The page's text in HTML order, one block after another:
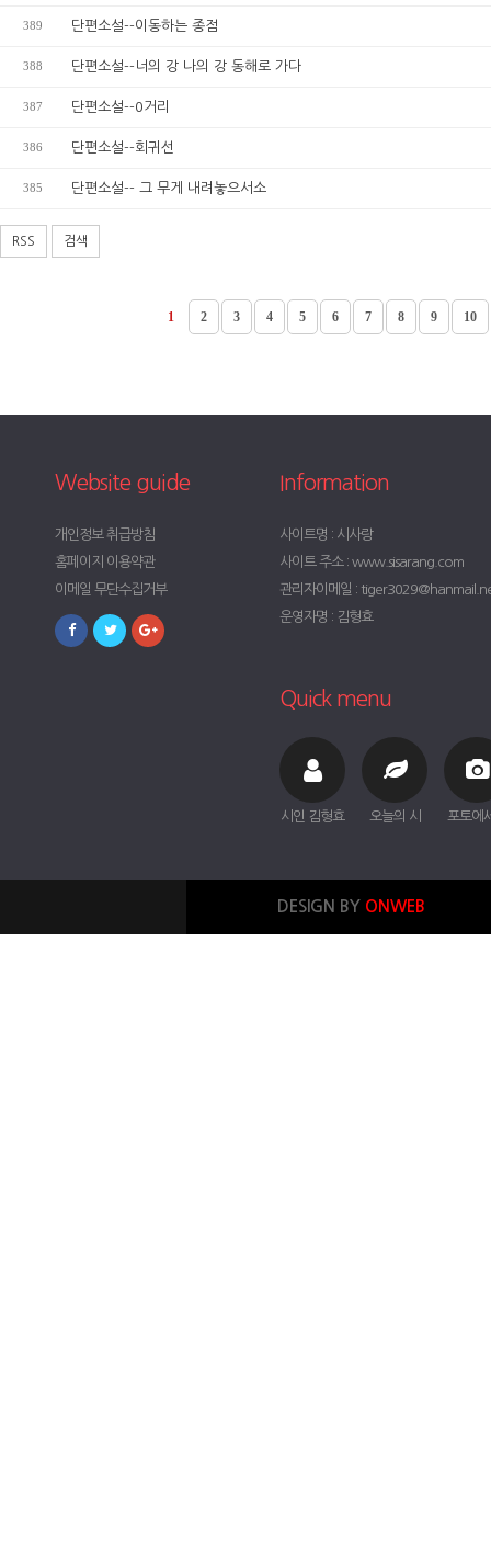
389 단편소설--이동하는 종점
388 단편소설--너의 강 나의 강 동해로 가다
387 단편소설--0거리
386 단편소설--회귀선
385 단편소설-- 그 무게 내려놓으서소
RSS 검색
1 2 3 4 5 6 7 8 9 10
Website guide
개인정보 취급방침
홈페이지 이용약관
이메일 무단수집거부
Information
사이트명 : 시사랑
사이트 주소 : www.sisarang.com
관리자이메일 :
운영자명 : 김형효
Quick menu
시인 김형효 오늘의 시 포토에
DESIGN BY ONWEB